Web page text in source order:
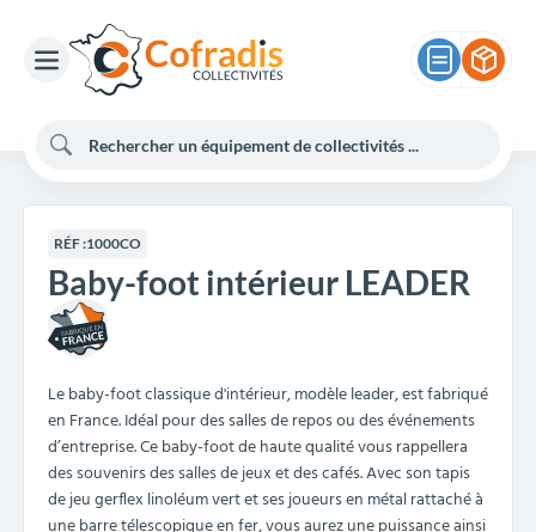
RÉF :1000CO
Baby-foot intérieur LEADER
Le baby-foot classique d'intérieur, modèle leader, est fabriqué
en France. Idéal pour des salles de repos ou des événements
d’entreprise. Ce baby-foot de haute qualité vous rappellera
des souvenirs des salles de jeux et des cafés. Avec son tapis
de jeu gerflex linoléum vert et ses joueurs en métal rattaché à